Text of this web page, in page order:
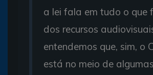
a lei fala em tudo o que
dos recursos
entendemos que, sim, o
está no meio de